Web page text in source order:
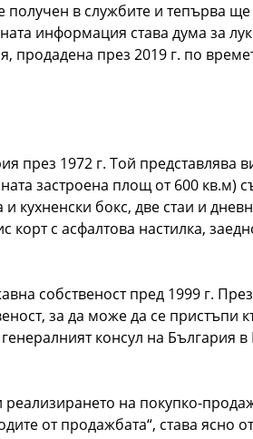
получен в службите и тепърва ще
информация става дума за
продадена през 2019 г. по
през 1972 г. Той представлява
застроена площ от 600 кв.м)
кухненски бокс, две стаи и
корт с асфалтова настилка,
собственост пред 1999 г. През
за да може да се пристъпи
консул на България
реализирането на покупко-
от продажбата“, става ясно